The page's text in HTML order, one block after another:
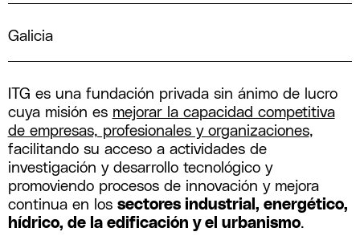
Galicia
ITG es una fundación privada sin ánimo de lucro
cuya misión es mejorar la capacidad competitiva
de empresas, profesionales y organizaciones,
facilitando su acceso a actividades de
investigación y desarrollo tecnológico y
promoviendo procesos de innovación y mejora
continua en los sectores industrial, energético,
hídrico, de la edificación y el urbanismo.